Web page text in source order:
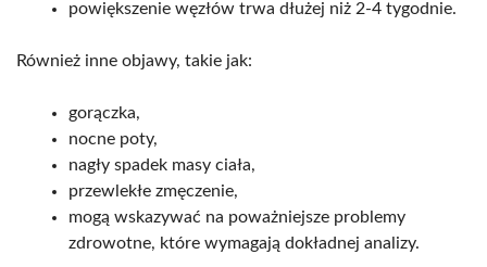
powiększenie węzłów trwa dłużej niż 2-4 tygodnie.
Również inne objawy, takie jak:
gorączka,
nocne poty,
nagły spadek masy ciała,
przewlekłe zmęczenie,
mogą wskazywać na poważniejsze problemy
zdrowotne, które wymagają dokładnej analizy.